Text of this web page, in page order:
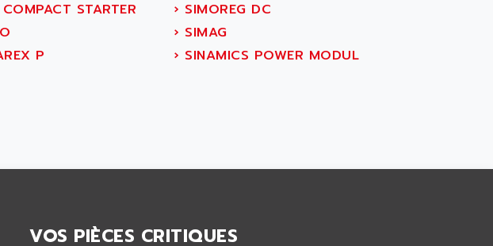
STARTER › SIMOREG DC
› SIMAG
P › SINAMICS POWER MODUL
VOS PIÈCES CRITIQUES